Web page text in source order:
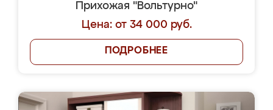
Прихожая "Вольтурно"
Цена: от 34 000 руб.
ПОДРОБНЕЕ